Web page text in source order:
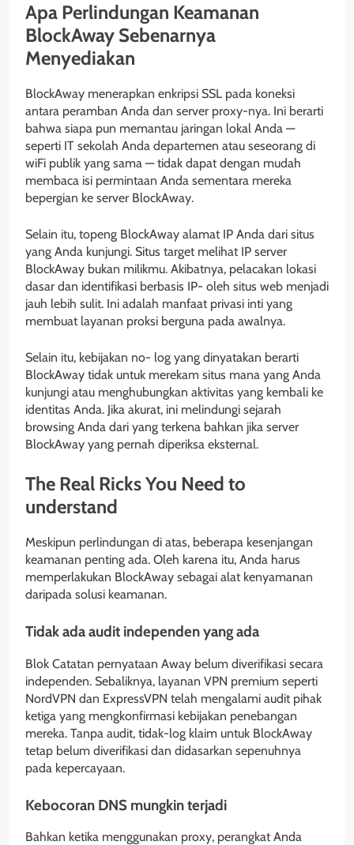
Apa Perlindungan Keamanan
BlockAway Sebenarnya
Menyediakan
BlockAway menerapkan enkripsi SSL pada koneksi
antara peramban Anda dan server proxy-nya. Ini berarti
bahwa siapa pun memantau jaringan lokal Anda —
seperti IT sekolah Anda departemen atau seseorang di
wiFi publik yang sama — tidak dapat dengan mudah
membaca isi permintaan Anda sementara mereka
bepergian ke server BlockAway.
Selain itu, topeng BlockAway alamat IP Anda dari situs
yang Anda kunjungi. Situs target melihat IP server
BlockAway bukan milikmu. Akibatnya, pelacakan lokasi
dasar dan identifikasi berbasis IP- oleh situs web menjadi
jauh lebih sulit. Ini adalah manfaat privasi inti yang
membuat layanan proksi berguna pada awalnya.
Selain itu, kebijakan no- log yang dinyatakan berarti
BlockAway tidak untuk merekam situs mana yang Anda
kunjungi atau menghubungkan aktivitas yang kembali ke
identitas Anda. Jika akurat, ini melindungi sejarah
browsing Anda dari yang terkena bahkan jika server
BlockAway yang pernah diperiksa eksternal.
The Real Ricks You Need to
understand
Meskipun perlindungan di atas, beberapa kesenjangan
keamanan penting ada. Oleh karena itu, Anda harus
memperlakukan BlockAway sebagai alat kenyamanan
daripada solusi keamanan.
Tidak ada audit independen yang ada
Blok Catatan pernyataan Away belum diverifikasi secara
independen. Sebaliknya, layanan VPN premium seperti
NordVPN dan ExpressVPN telah mengalami audit pihak
ketiga yang mengkonfirmasi kebijakan penebangan
mereka. Tanpa audit, tidak-log klaim untuk BlockAway
tetap belum diverifikasi dan didasarkan sepenuhnya
pada kepercayaan.
Kebocoran DNS mungkin terjadi
Bahkan ketika menggunakan proxy, perangkat Anda